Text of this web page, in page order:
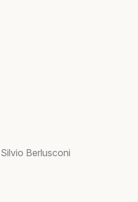
Berlusconi